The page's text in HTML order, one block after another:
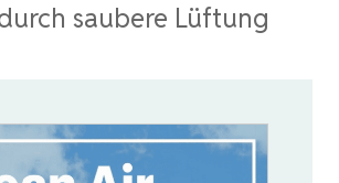
saubere Lüftung